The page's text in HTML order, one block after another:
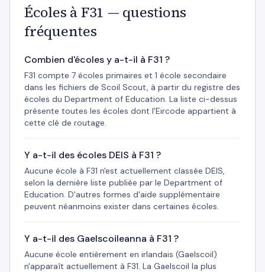
Écoles à F31 — questions
fréquentes
Combien d'écoles y a-t-il à F31 ?
F31 compte 7 écoles primaires et 1 école secondaire
dans les fichiers de Scoil Scout, à partir du registre des
écoles du Department of Education. La liste ci-dessus
présente toutes les écoles dont l'Eircode appartient à
cette clé de routage.
Y a-t-il des écoles DEIS à F31 ?
Aucune école à F31 n'est actuellement classée DEIS,
selon la dernière liste publiée par le Department of
Education. D'autres formes d'aide supplémentaire
peuvent néanmoins exister dans certaines écoles.
Y a-t-il des Gaelscoileanna à F31 ?
Aucune école entièrement en irlandais (Gaelscoil)
n'apparaît actuellement à F31. La Gaelscoil la plus